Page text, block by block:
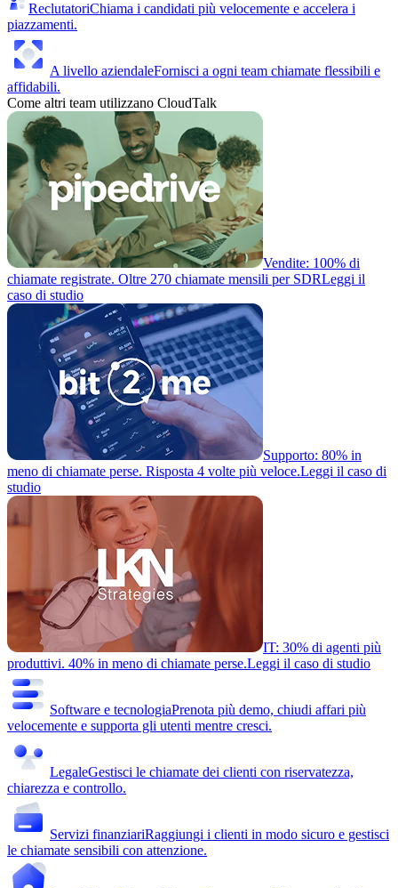
ReclutatoriChiama i candidati più velocemente e accelera i
piazzamenti.
A livello aziendaleFornisci a ogni team chiamate flessibili e
affidabili.
Come altri team utilizzano CloudTalk
Vendite: 100% di
chiamate registrate. Oltre 270 chiamate mensili per SDRLeggi il
caso di studio
Supporto: 80% in
meno di chiamate perse. Risposta 4 volte più veloce.Leggi il caso di
studio
IT: 30% di agenti più
produttivi. 40% in meno di chiamate perse.Leggi il caso di studio
Software e tecnologiaPrenota più demo, chiudi affari più
velocemente e supporta gli utenti mentre cresci.
LegaleGestisci le chiamate dei clienti con riservatezza,
chiarezza e controllo.
Servizi finanziariRaggiungi i clienti in modo sicuro e gestisci
le chiamate sensibili con attenzione.